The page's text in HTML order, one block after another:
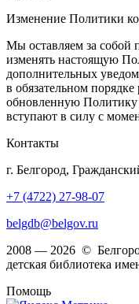
Изменение Политики
Мы оставляем за собой
изменять настоящую
дополнительных
в обязательном
обновленную
вступают в силу с
Контакты
г. Белгород,
+7 (4722) 27-98-07
belgdb@belgov.ru
2008 — 2026 ©
детская библиотека
Помощь